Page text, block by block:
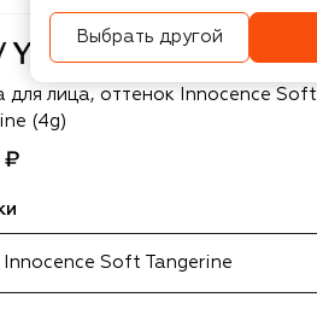
для лица, оттенок Innocence Soft
(4g)
₽
Innocence Soft Tangerine
Выбрать другой